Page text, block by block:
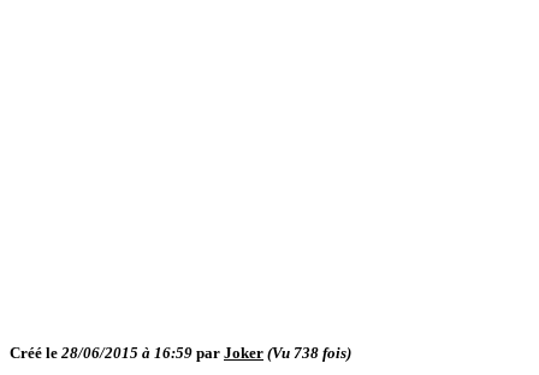
Créé le 28/06/2015 à 16:59 par Joker (Vu 738 fois)